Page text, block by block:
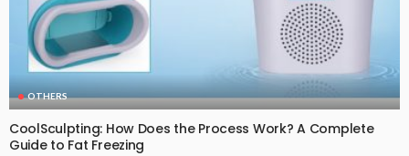
OTHERS
CoolSculpting: How Does the Process Work? A Complete
Guide to Fat Freezing